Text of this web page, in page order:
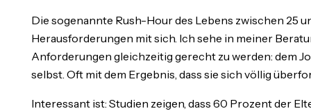
Die sogenannte Rush-Hour des Lebens zwischen 25
Herausforderungen mit sich. Ich sehe in meiner
Anforderungen gleichzeitig gerecht zu werden: dem
selbst. Oft mit dem Ergebnis, dass sie sich völlig
Interessant ist: Studien zeigen, dass 60 Prozent der